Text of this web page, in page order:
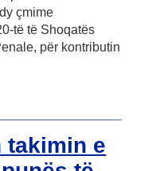
çmime
të të Shoqatës
për kontributin
takimin e